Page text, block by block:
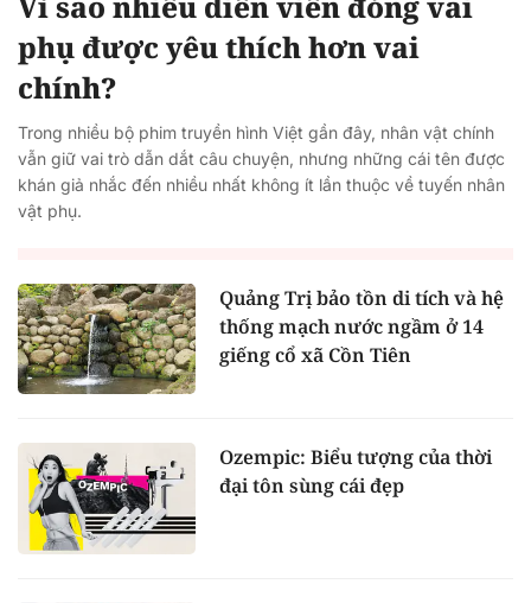
phụ được yêu thích hơn vai
chính?
Trong nhiều bộ phim truyền hình Việt gần đây, nhân vật chính
vẫn giữ vai trò dẫn dắt câu chuyện, nhưng những cái tên được
khán giả nhắc đến nhiều nhất không ít lần thuộc về tuyến nhân
vật phụ.
Quảng Trị bảo tồn di tích và hệ
thống mạch nước ngầm ở 14
giếng cổ xã Cồn Tiên
Ozempic: Biểu tượng của thời
đại tôn sùng cái đẹp